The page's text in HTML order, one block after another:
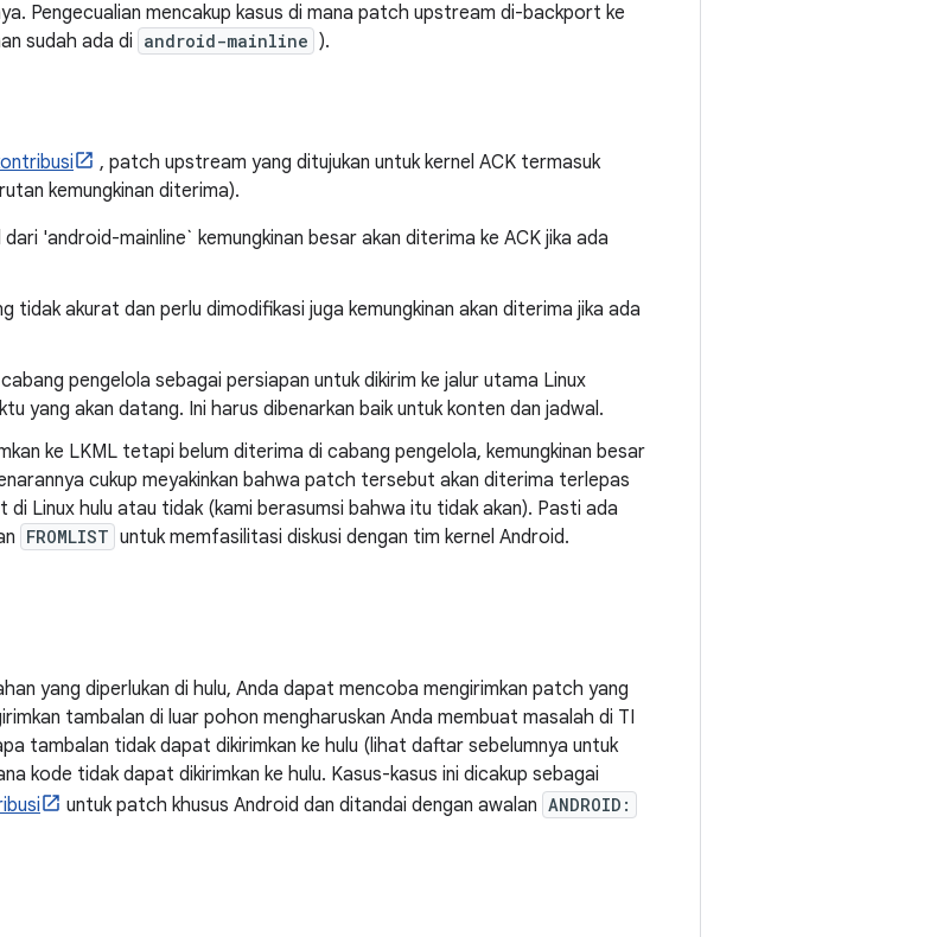
Pengecualian mencakup kasus di mana patch upstream di-backport ke
sudah ada di android-mainline ).
, patch upstream yang ditujukan untuk kernel ACK termasuk
kemungkinan diterima).
'android-mainline` kemungkinan besar akan diterima ke ACK jika ada
tidak akurat dan perlu dimodifikasi juga kemungkinan akan diterima jika ada
pengelola sebagai persiapan untuk dikirim ke jalur utama Linux
yang akan datang. Ini harus dibenarkan baik untuk konten dan jadwal.
ke LKML tetapi belum diterima di cabang pengelola, kemungkinan besar
cukup meyakinkan bahwa patch tersebut akan diterima terlepas
Linux hulu atau tidak (kami berasumsi bahwa itu tidak akan). Pasti ada
FROMLIST untuk memfasilitasi diskusi dengan tim kernel Android.
yang diperlukan di hulu, Anda dapat mencoba mengirimkan patch yang
tambalan di luar pohon mengharuskan Anda membuat masalah di TI
tambalan tidak dapat dikirimkan ke hulu (lihat daftar sebelumnya untuk
kode tidak dapat dikirimkan ke hulu. Kasus-kasus ini dicakup sebagai
untuk patch khusus Android dan ditandai dengan awalan ANDROID: